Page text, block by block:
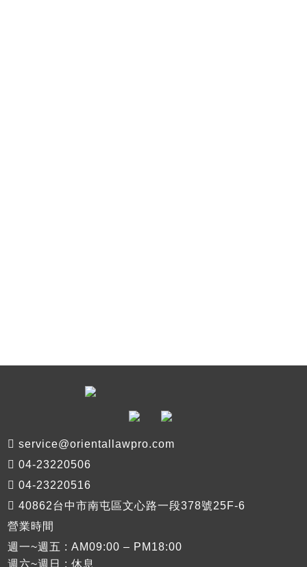
service@orientallawpro.com
04-23220506
04-23220516
40862台中市南屯區文心路一段378號25F-6
營業時間
週一~週五 : AM09:00 – PM18:00
週六~週日 : 休息